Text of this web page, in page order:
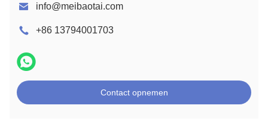
info@meibaotai.com
+86 13794001703
Contact opnemen